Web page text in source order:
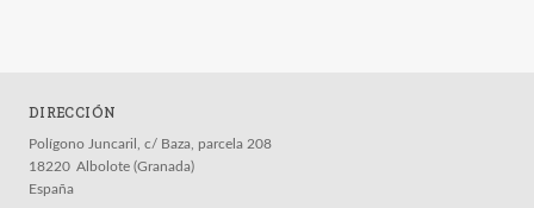
DIRECCIÓN
Polígono Juncaril, c/ Baza, parcela 208
18220 Albolote (Granada)
España